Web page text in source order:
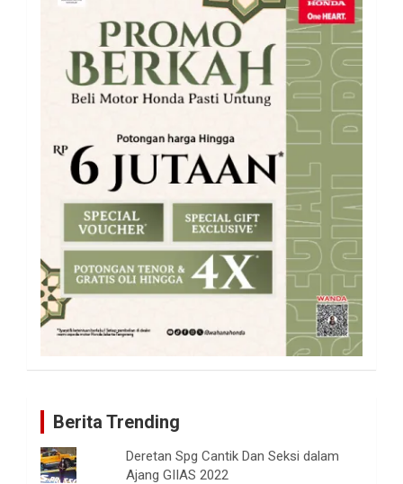
Berita Trending
Deretan Spg Cantik Dan Seksi dalam
Ajang GIIAS 2022